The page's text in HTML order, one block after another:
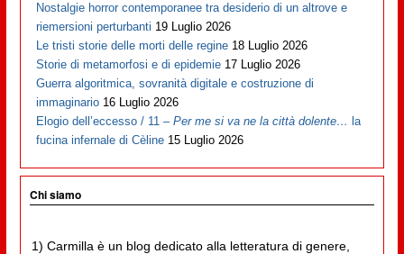
Nostalgie horror contemporanee tra desiderio di un altrove e
riemersioni perturbanti 19 Luglio 2026
Le tristi storie delle morti delle regine 18 Luglio 2026
Storie di metamorfosi e di epidemie 17 Luglio 2026
Guerra algoritmica, sovranità digitale e costruzione di
immaginario 16 Luglio 2026
Elogio dell’eccesso / 11 –Per me si va ne la città dolente… la
fucina infernale di Cèline 15 Luglio 2026
Chi siamo
1) Carmilla è un blog dedicato alla letteratura di genere,